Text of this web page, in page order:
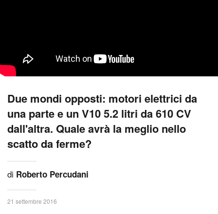
Due mondi opposti: motori elettrici da
una parte e un V10 5.2 litri da 610 CV
dall'altra. Quale avrà la meglio nello
scatto da ferme?
di Roberto Percudani
21 settembre 2016